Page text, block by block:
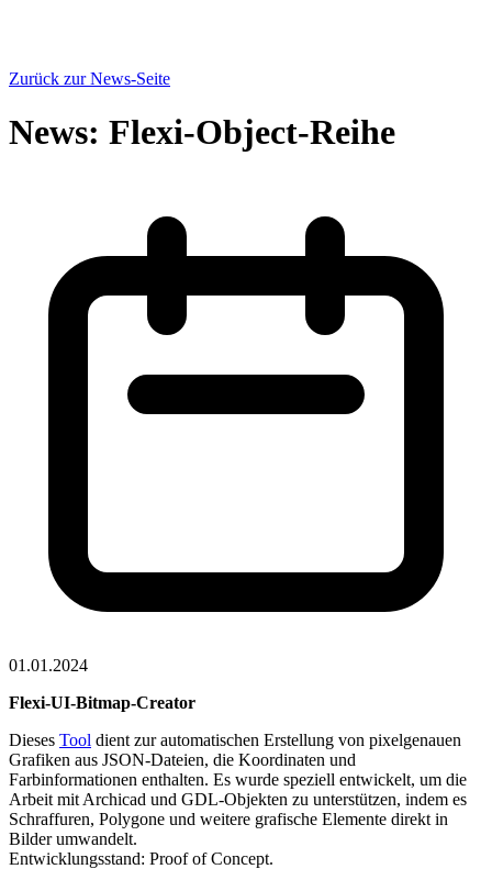
Zurück zur News-Seite
News: Flexi-Object-Reihe
01.01.2024
Flexi-UI-Bitmap-Creator
Dieses Tool dient zur automatischen Erstellung von pixelgenauen
Grafiken aus JSON-Dateien, die Koordinaten und
Farbinformationen enthalten. Es wurde speziell entwickelt, um die
Arbeit mit Archicad und GDL-Objekten zu unterstützen, indem es
Schraffuren, Polygone und weitere grafische Elemente direkt in
Bilder umwandelt.
Entwicklungsstand: Proof of Concept.